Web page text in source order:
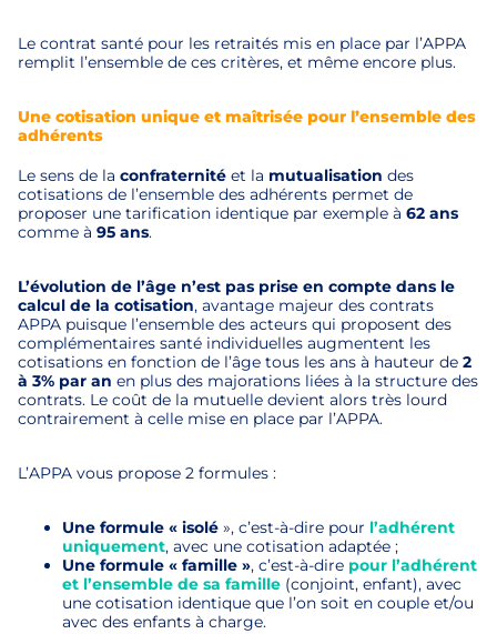
Le contrat santé pour les retraités mis en place par l’APPA
remplit l’ensemble de ces critères, et même encore plus.
Une cotisation unique et maîtrisée pour l’ensemble des
adhérents
Le sens de la confraternité et la mutualisation des
cotisations de l’ensemble des adhérents permet de
proposer une tarification identique par exemple à 62 ans
comme à 95 ans.
L’évolution de l’âge n’est pas prise en compte dans le
calcul de la cotisation, avantage majeur des contrats
APPA puisque l’ensemble des acteurs qui proposent des
complémentaires santé individuelles augmentent les
cotisations en fonction de l’âge tous les ans à hauteur de 2
à 3% par an en plus des majorations liées à la structure des
contrats. Le coût de la mutuelle devient alors très lourd
contrairement à celle mise en place par l’APPA.
L’APPA vous propose 2 formules :
Une formule « isolé », c’est-à-dire pour l’adhérent
uniquement, avec une cotisation adaptée ;
Une formule « famille », c’est-à-dire pour l’adhérent
et l’ensemble de sa famille (conjoint, enfant), avec
une cotisation identique que l’on soit en couple et/ou
avec des enfants à charge.